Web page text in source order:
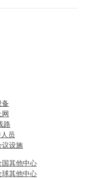
备
网
路
员
议设施
国其他中心
球其他中心